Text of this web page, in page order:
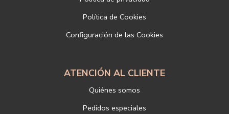
Si desea ampliar información sobre la política de privacidad de
https://www.libreriadeportiva.com/proteccion-de-datos
Política de Cookies
Configuración de las Cookies
ATENCIÓN AL CLIENTE
Quiénes somos
Pedidos especiales